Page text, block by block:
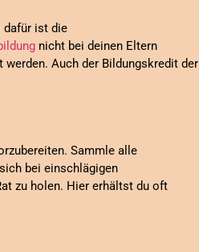
dafür ist die
nicht bei deinen Eltern
Auch der Bildungskredit der
Sammle alle
bei einschlägigen
zu holen. Hier erhältst du oft